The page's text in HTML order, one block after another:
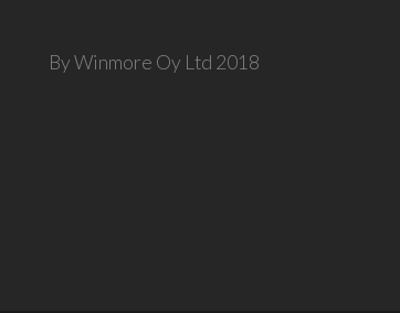
By Winmore Oy Ltd 2018